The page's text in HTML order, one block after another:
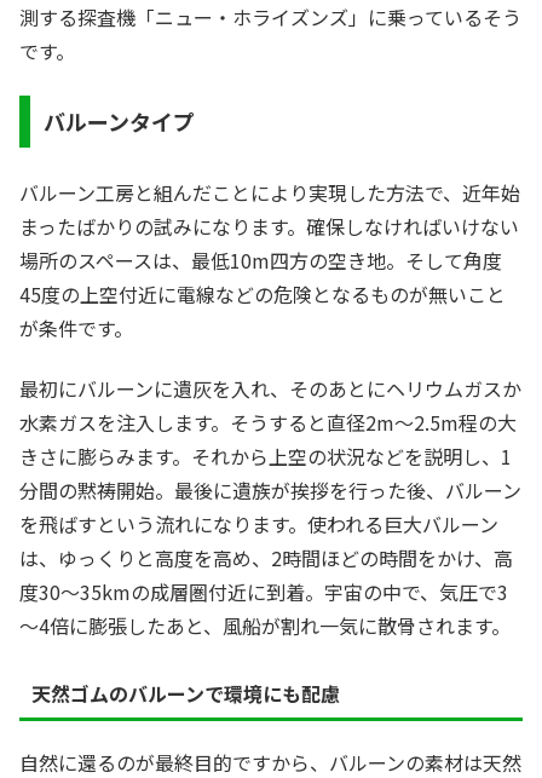
測する探査機「ニュー・ホライズンズ」に乗っているそう
です。
バルーンタイプ
バルーン工房と組んだことにより実現した方法で、近年始
まったばかりの試みになります。確保しなければいけない
場所のスペースは、最低10m四方の空き地。そして角度
45度の上空付近に電線などの危険となるものが無いこと
が条件です。
最初にバルーンに遺灰を入れ、そのあとにヘリウムガスか
水素ガスを注入します。そうすると直径2m～2.5m程の大
きさに膨らみます。それから上空の状況などを説明し、1
分間の黙祷開始。最後に遺族が挨拶を行った後、バルーン
を飛ばすという流れになります。使われる巨大バルーン
は、ゆっくりと高度を高め、2時間ほどの時間をかけ、高
度30～35kmの成層圏付近に到着。宇宙の中で、気圧で3
～4倍に膨張したあと、風船が割れ一気に散骨されます。
天然ゴムのバルーンで環境にも配慮
自然に還るのが最終目的ですから、バルーンの素材は天然